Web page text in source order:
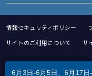
6月3日-6月5日、6月17日
情報セキュリティポリシー
サイトのご利用について
サ